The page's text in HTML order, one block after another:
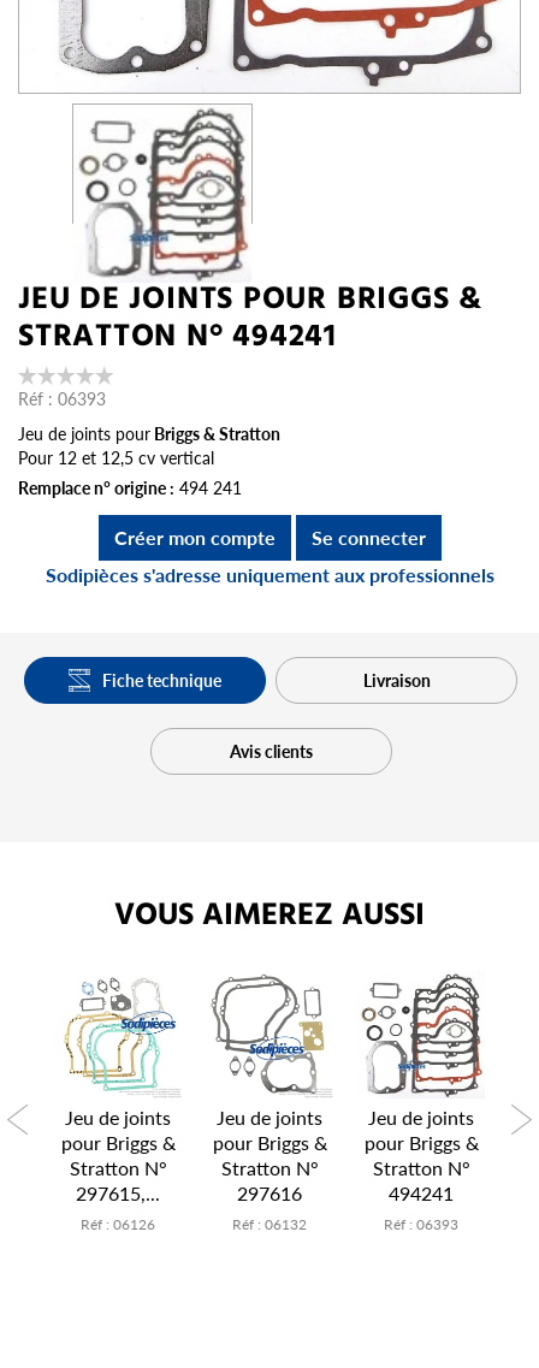
JEU DE JOINTS POUR BRIGGS &
STRATTON N° 494241
Réf : 06393
Jeu de joints pour Briggs & Stratton
Pour 12 et 12,5 cv vertical
Remplace n° origine : 494 241
Créer mon compte
Se connecter
Sodipièces s'adresse uniquement aux professionnels
Fiche technique Livraison
Avis clients
VOUS AIMEREZ AUSSI
Jeu de joints
pour Briggs &
Stratton N°
297615,...
Réf : 06126
Jeu de joints
pour Briggs &
Stratton N°
297616
Réf : 06132
Jeu de joints
pour Briggs &
Stratton N°
494241
Réf : 06393